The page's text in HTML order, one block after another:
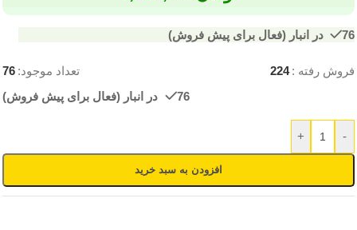
76 در انبار (فعال برای پیش فروش)
فروش رفته : 224 تعداد موجود: 76
76 در انبار (فعال برای پیش فروش)
-
+
افزودن به سبد خرید